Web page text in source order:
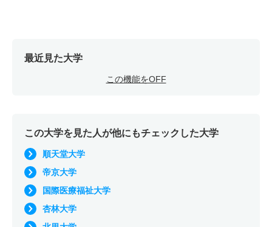
最近見た大学
この機能をOFF
この大学を見た人が他にもチェックした大学
順天堂大学
帝京大学
国際医療福祉大学
杏林大学